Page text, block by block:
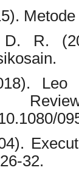
D. R.
Leo
32.